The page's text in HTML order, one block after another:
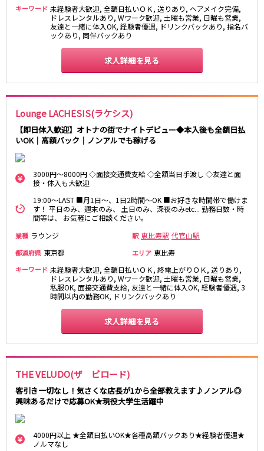
キーワード 未経験者大歓迎, 全額日払いＯＫ, 送りあり, ヘアメイク完備,
ドレスレンタルあり, Wワーク歓迎, 土曜も営業, 日曜も営業,
友達と一緒に体入OK, 経験者優遇, ドリンクバックあり, 指名バ
ックあり, 同伴バックあり
求人詳細を見る
Lounge LACHESIS(ラケシス)
【即日体入歓迎】オトナの街でナイトデビュー◆本入後も全額日払
いOK｜高額バック｜ノンアルでも稼げる
3000円～8000円 ◇面接交通費支給 ◇全額当日手渡し ◇友達と面
接・体入も大歓迎
19:00～LAST ■月1日～、1日2時間～OK ■お好きな時間帯で働けま
す！ 平日のみ、週末のみ、 土日のみ、深夜のみetc... 勤務日数・時
間等は、 お気軽にご相談ください。
業種 ラウンジ 駅 恵比寿駅 代官山駅
都道府県 東京都 エリア 恵比寿
キーワード 未経験者大歓迎, 全額日払いＯＫ, 終電上がりＯＫ, 送りあり,
ドレスレンタルあり, Wワーク歓迎, 土曜も営業, 日曜も営業,
私服OK, 面接交通費支給, 友達と一緒に体入OK, 経験者優遇, 3
時間以内の勤務OK, ドリンクバックあり
求人詳細を見る
THE VELUDO(ザ ビロード)
客引き一切なし！気さくな店長が1から全部教えます♪ノンアル◎
興味あるだけで応募OK★現役大学生活躍中
4000円以上 ★全額日払いOK★各種高額バックあり★経験者優遇★
ノルマなし
東京メトロ銀座線
新橋駅
銀座駅
渋谷駅
赤坂見附駅
浅草駅
西武新宿線
久米川駅
新所沢駅
高田馬場駅
航空公園駅
新井薬師前駅
JR根岸線
桜木町駅
大船駅
西武池袋線
練馬駅
東久留米駅
秋津駅
清瀬駅
桜台駅
保谷駅
石神井公園駅
JR横浜線